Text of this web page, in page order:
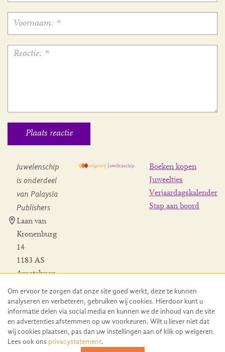
Juwelenschip
is onderdeel
van Palaysia
Publishers
Laan van
Kronenburg
14
1183 AS
Amstelveen
Herroeping
bestelling
Boeken kopen
Juweeltjes
Verjaardagskalender
Stap aan boord
Om ervoor te zorgen dat onze site goed werkt, deze te kunnen
analyseren en verbeteren, gebruiken wij cookies. Hierdoor kunt u
informatie delen via social media en kunnen we de inhoud van de site
en advertenties afstemmen op uw voorkeuren. Wilt u liever niet dat
wij cookies plaatsen, pas dan uw instellingen aan of klik op weigeren.
Lees ook ons privacystatement.